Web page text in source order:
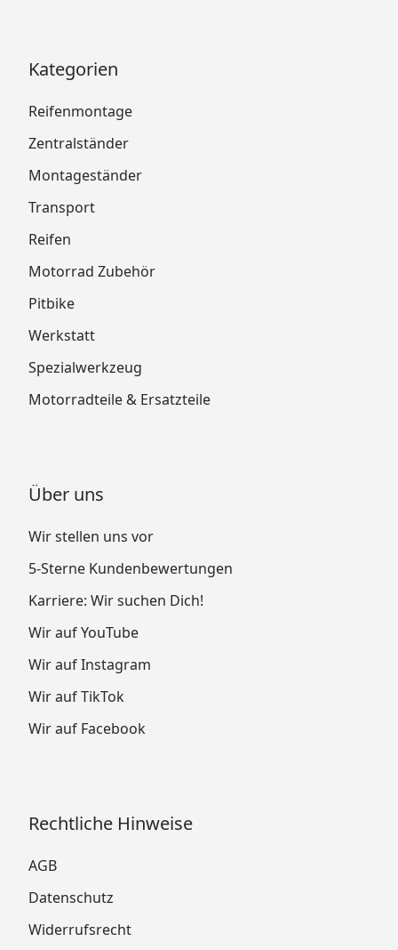
Kategorien
Reifenmontage
Zentralständer
Montageständer
Transport
Reifen
Motorrad Zubehör
Pitbike
Werkstatt
Spezialwerkzeug
Motorradteile & Ersatzteile
Über uns
Wir stellen uns vor
5-Sterne Kundenbewertungen
Karriere: Wir suchen Dich!
Wir auf YouTube
Wir auf Instagram
Wir auf TikTok
Wir auf Facebook
Rechtliche Hinweise
AGB
Datenschutz
Widerrufsrecht